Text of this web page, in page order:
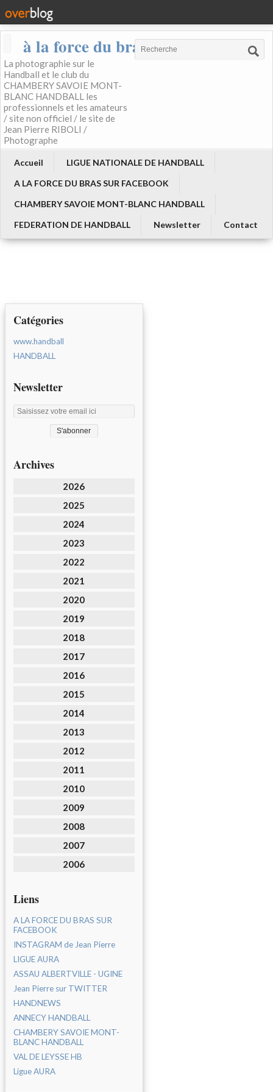
à la force du bras
La photographie sur le
Handball et le club du
CHAMBERY SAVOIE MONT-
BLANC HANDBALL les
professionnels et les amateurs
/ site non officiel / le site de
Jean Pierre RIBOLI /
Photographe
Accueil
LIGUE NATIONALE DE HANDBALL
A LA FORCE DU BRAS SUR FACEBOOK
CHAMBERY SAVOIE MONT-BLANC HANDBALL
FEDERATION DE HANDBALL
Newsletter Contact
Catégories
www.handball
HANDBALL
Newsletter
Archives
2026
2025
2024
2023
2022
2021
2020
2019
2018
2017
2016
2015
2014
2013
2012
2011
2010
2009
2008
2007
2006
Liens
A LA FORCE DU BRAS SUR
FACEBOOK
INSTAGRAM de Jean Pierre
LIGUE AURA
ASSAU ALBERTVILLE - UGINE
Jean Pierre sur TWITTER
HANDNEWS
ANNECY HANDBALL
CHAMBERY SAVOIE MONT-
BLANC HANDBALL
VAL DE LEYSSE HB
Ligue AURA